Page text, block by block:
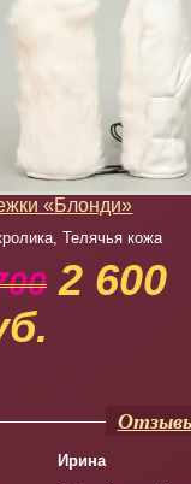
«Блонди»
Телячья кожа
2 600
Ирина